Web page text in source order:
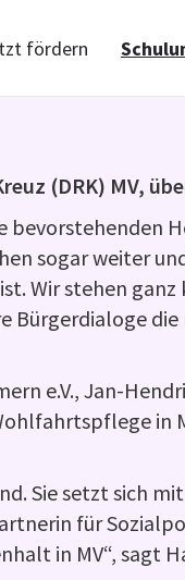
fördern
(DRK) MV,
sogar weiter
Wir stehen
e.V., Jan-
Sie setzt sich
für
in MV“, sagt